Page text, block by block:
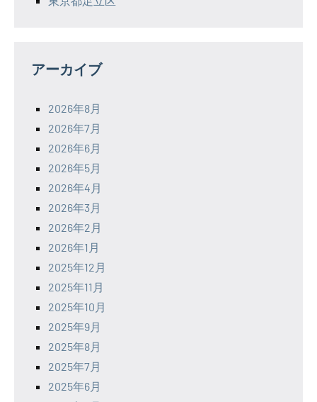
アーカイブ
2026年8月
2026年7月
2026年6月
2026年5月
2026年4月
2026年3月
2026年2月
2026年1月
2025年12月
2025年11月
2025年10月
2025年9月
2025年8月
2025年7月
2025年6月